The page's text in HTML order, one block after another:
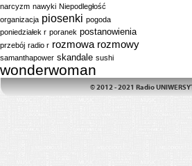
narcyzm nawyki Niepodległość
organizacja piosenki pogoda
poniedziałek r poranek postanowienia
przebój radio r rozmowa rozmowy
samanthapower skandale sushi
wonderwoman
© 2012 - 2021 Radio